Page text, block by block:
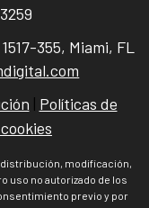
355, Miami, FL
| Políticas de
modificación,
uso no autorizado de los
previo y por